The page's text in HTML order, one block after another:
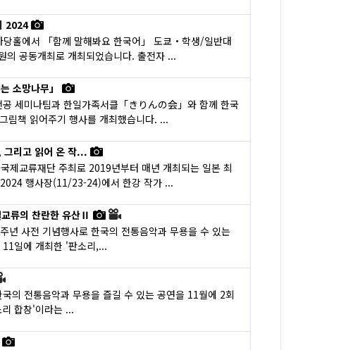
2024
홀에서 「함께 말해봐요 한국어」 도쿄・학생/일반대
공동개최로 개최되었습니다. 출전자 ...
소망나무」
세미나팀과 한일가족서클「きりんの会」와 함께 한국
림책 읽어주기 행사를 개최했습니다. ...
그리고 읽어 온 작...
제교류재단 주최로 2019년부터 매년 개최되는 일본 최
행사장(11/23-24)에서 한강 작가 ...
류의 찬란한 유산Ⅱ
년 사전 기념행사로 한국의 전통음악과 무용을 수 있는
일에 개최한 '판소리,...
의 전통음악과 무용을 즐길 수 있는 공연을 11월에 2회
합창'이라는 ...